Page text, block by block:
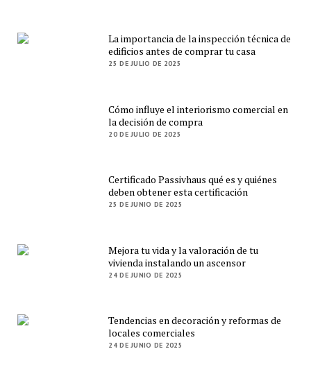
La importancia de la inspección técnica de
edificios antes de comprar tu casa
25 DE JULIO DE 2025
Cómo influye el interiorismo comercial en
la decisión de compra
20 DE JULIO DE 2025
Certificado Passivhaus qué es y quiénes
deben obtener esta certificación
25 DE JUNIO DE 2025
Mejora tu vida y la valoración de tu
vivienda instalando un ascensor
24 DE JUNIO DE 2025
Tendencias en decoración y reformas de
locales comerciales
24 DE JUNIO DE 2025